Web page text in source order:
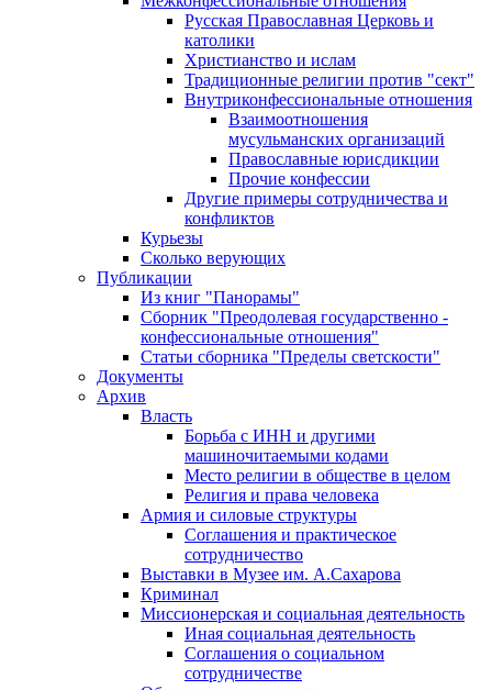
Русская Православная Церковь и
католики
Христианство и ислам
Традиционные религии против "сект"
Внутриконфессиональные отношения
Взаимоотношения
мусульманских организаций
Православные юрисдикции
Прочие конфессии
Другие примеры сотрудничества и
конфликтов
Курьезы
Сколько верующих
Публикации
Из книг "Панорамы"
Сборник "Преодолевая государственно -
конфессиональные отношения"
Статьи сборника "Пределы светскости"
Документы
Архив
Власть
Борьба с ИНН и другими
машиночитаемыми кодами
Место религии в обществе в целом
Религия и права человека
Армия и силовые структуры
Соглашения и практическое
сотрудничество
Выставки в Музее им. А.Сахарова
Криминал
Миссионерская и социальная деятельность
Иная социальная деятельность
Соглашения о социальном
сотрудничестве